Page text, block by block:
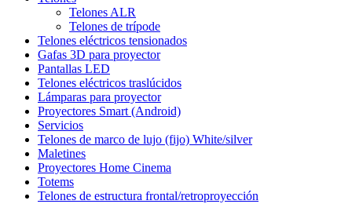
Telones ALR
Telones de trípode
Telones eléctricos tensionados
Gafas 3D para proyector
Pantallas LED
Telones eléctricos traslúcidos
Lámparas para proyector
Proyectores Smart (Android)
Servicios
Telones de marco de lujo (fijo) White/silver
Maletines
Proyectores Home Cinema
Totems
Telones de estructura frontal/retroproyección